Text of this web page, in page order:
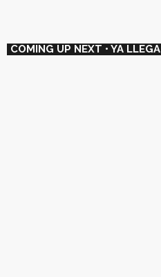
COMING UP NEXT • YA LLEGA